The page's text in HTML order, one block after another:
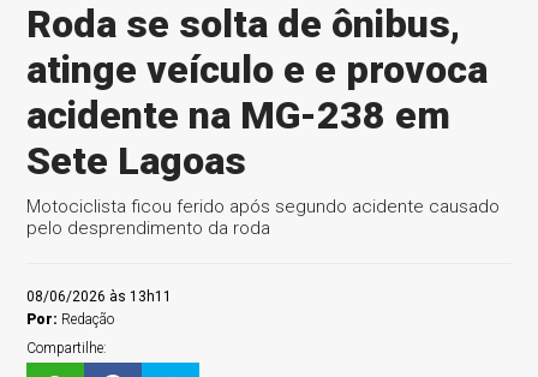
Roda se solta de ônibus,
atinge veículo e e provoca
acidente na MG-238 em
Sete Lagoas
Motociclista ficou ferido após segundo acidente causado
pelo desprendimento da roda
08/06/2026 às 13h11
Por: Redação
Compartilhe: